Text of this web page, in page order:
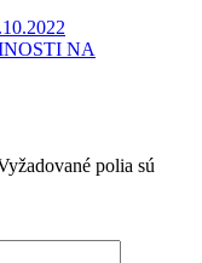
NA
polia sú